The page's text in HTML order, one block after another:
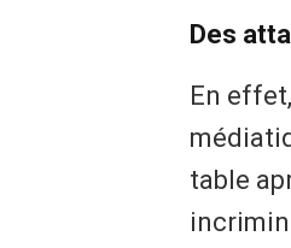
​Des
​En
table